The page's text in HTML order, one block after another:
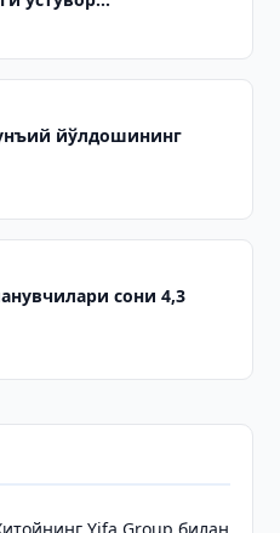
берди
йўлдошининг
сони 4,3